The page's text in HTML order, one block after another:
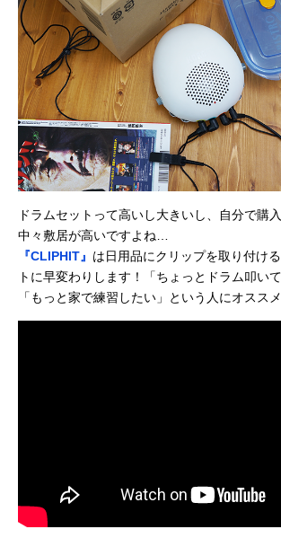
ドラムセットって高いし大きいし、自分で購
中々敷居が高いですよね…
『CLIPHIT』 は日用品にクリップを取り付け
トに早変わりします！「ちょっとドラム叩い
「もっと家で練習したい」という人にオススメ